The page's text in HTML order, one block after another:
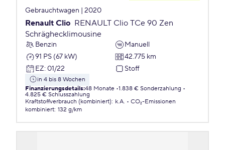
Gebrauchtwagen | 2020
Renault Clio RENAULT Clio TCe 90 Zen
Schräghecklimousine
Benzin
Manuell
91 PS (67 kW)
42.775 km
EZ: 01/22 Stoff
in 4 bis 8 Wochen
Finanzierungsdetails:48 Monate 1.838 € Sonderzahlung
4.825 € Schlusszahlung
Kraftstoffverbrauch (kombiniert): k.A.
CO₂-Emissionen
kombiniert: 132 g/km